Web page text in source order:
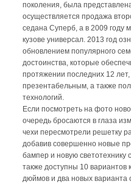
поколения, была
осуществляется продажа
седана Суперб, а в 2009 году
кузове универсал. 2013 год
обновлением популярного
достоинства, которые
протяжении последних 12
презентабельным, а также
технологий.
Если посмотреть на фото
очередь бросаются в глаза
чехи пересмотрели решетку
добавив совершенно новые
бампер и новую
также доступны 10 вариантов
дюймов и два новых варианта